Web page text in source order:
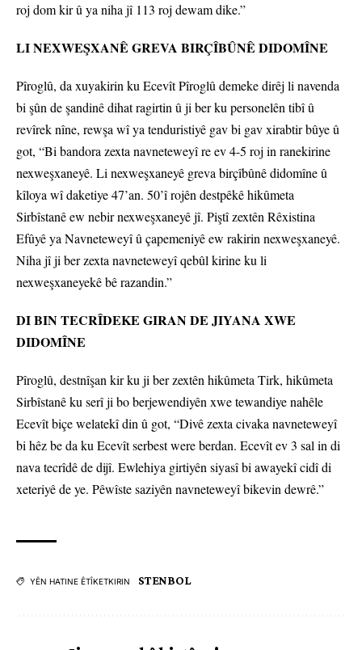
roj dom kir û ya niha jî 113 roj dewam dike.”
LI NEXWEŞXANÊ GREVA BIRÇÎBÛNÊ DIDOMÎNE
Pîroglû, da xuyakirin ku Ecevît Pîroglû demeke dirêj li navenda
bi şûn de şandinê dihat ragirtin û ji ber ku personelên tibî û
revîrek nîne, rewşa wî ya tenduristiyê gav bi gav xirabtir bûye û
got, “Bi bandora zexta navneteweyî re ev 4-5 roj in ranekirine
nexweşxaneyê. Li nexweşxaneyê greva birçîbûnê didomîne û
kîloya wî daketiye 47’an. 50’î rojên destpêkê hikûmeta
Sirbîstanê ew nebir nexweşxaneyê jî. Piştî zextên Rêxistina
Efûyê ya Navneteweyî û çapemeniyê ew rakirin nexweşxaneyê.
Niha jî ji ber zexta navneteweyî qebûl kirine ku li
nexweşxaneyekê bê razandin.”
DI BIN TECRÎDEKE GIRAN DE JIYANA XWE
DIDOMÎNE
Pîroglû, destnîşan kir ku ji ber zextên hikûmeta Tirk, hikûmeta
Sirbîstanê ku serî ji bo berjewendiyên xwe tewandiye nahêle
Ecevît biçe welatekî din û got, “Divê zexta civaka navneteweyî
bi hêz be da ku Ecevît serbest were berdan. Ecevît ev 3 sal in di
nava tecrîdê de dijî. Ewlehiya girtiyên siyasî bi awayekî cidî di
xeteriyê de ye. Pêwîste saziyên navneteweyî bikevin dewrê.”
YÊN HATINE ÊTÎKETKIRIN STENBOL